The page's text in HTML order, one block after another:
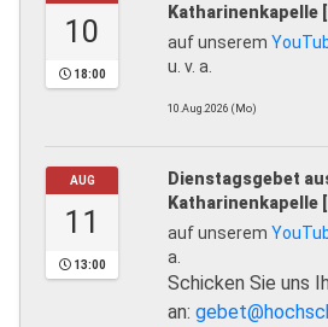
10
18:00
Katharinenkapelle
auf unserem
u. v. a.
10.Aug.2026 (Mo)
AUG
11
13:00
Dienstagsgebet
Katharinenkapelle
auf unserem
a.
Schicken Sie uns
an: